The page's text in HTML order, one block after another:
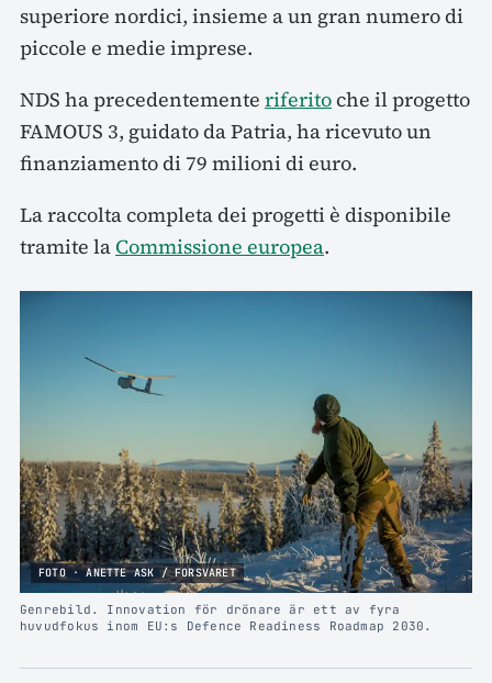
superiore nordici, insieme a un gran numero di
piccole e medie imprese.
NDS ha precedentemente riferitoche il progetto
FAMOUS 3, guidato da Patria, ha ricevuto un
finanziamento di 79 milioni di euro.
La raccolta completa dei progetti è disponibile
tramite laCommissione europea.
FOTO · ANETTE ASK / FORSVARET
Genrebild. Innovation för drönare är ett av fyra
huvudfokus inom EU:s Defence Readiness Roadmap 2030.